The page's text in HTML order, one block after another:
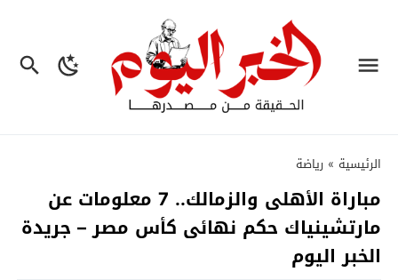
الرئيسية » رياضة
مباراة الأهلى والزمالك.. 7 معلومات عن
مارتشينياك حكم نهائى كأس مصر – جريدة
الخبر اليوم